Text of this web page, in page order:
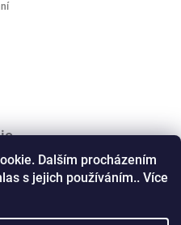
Dalším procházením
s jejich používáním.. Více
domeček je připravený